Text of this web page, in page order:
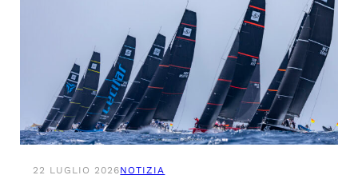
22 LUGLIO 2026NOTIZIA